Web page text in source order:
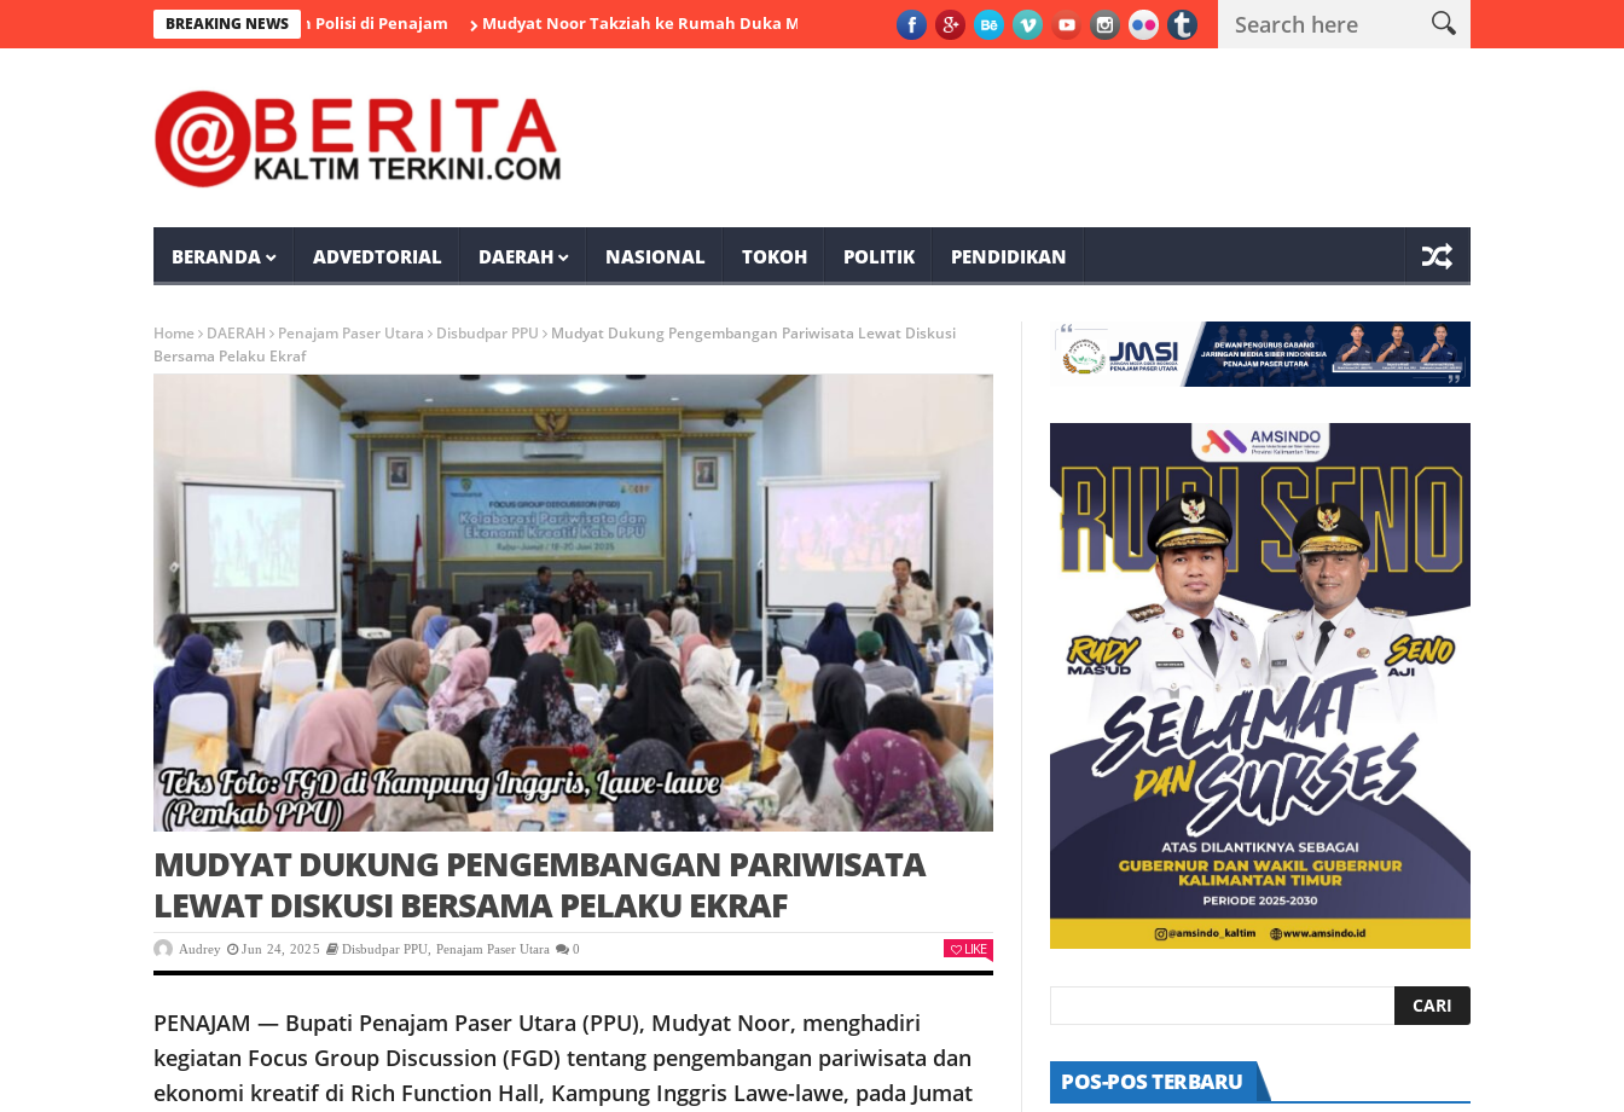
BREAKING NEWS
Pengedar Sabu Diamankan Polisi di Penajam Mudyat Noor Takziah ke Rumah Duka Mantan Bupati PPU Andi Harahap Selama Operasi Antik Mahakam 2026 Polres PPU Ungkap 19 Kasus Narkoba
BERANDA ADVEDTORIAL DAERAH NASIONAL TOKOH POLITIK PENDIDIKAN
Home DAERAH Penajam Paser Utara Disbudpar PPU
Mudyat Dukung Pengembangan Pariwisata Lewat Diskusi
Bersama Pelaku Ekraf
MUDYAT DUKUNG PENGEMBANGAN PARIWISATA
LEWAT DISKUSI BERSAMA PELAKU EKRAF
Audrey Jun 24, 2025 Disbudpar PPU Penajam Paser Utara 0 LIKE
PENAJAM — Bupati Penajam Paser Utara (PPU), Mudyat Noor, menghadiri
kegiatan Focus Group Discussion (FGD) tentang pengembangan pariwisata dan
ekonomi kreatif di Rich Function Hall, Kampung Inggris Lawe-lawe, pada Jumat
POS-POS TERBARU